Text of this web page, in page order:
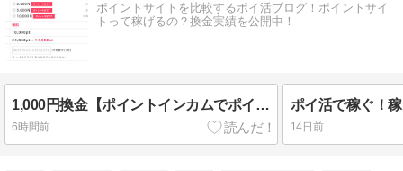
ポイントサイトを比較するポイ活ブログ！ポイントサイ
トって稼げるの？換金実績を公開中！
1,000円換金【ポイントインカムでポイ活】15万稼いだポイントサイト！
6時間前
ポイ活で稼ぐ！
14日前